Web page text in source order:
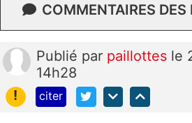
COMMENTAIRES DES
Publié par paillottes le
14h28
!
citer